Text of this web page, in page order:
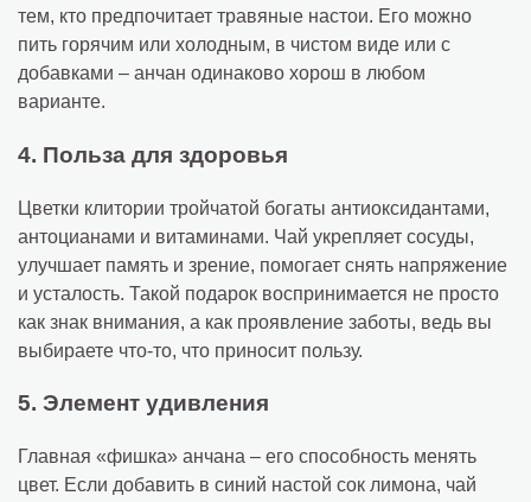
тем, кто предпочитает травяные настои. Его можно
пить горячим или холодным, в чистом виде или с
добавками – анчан одинаково хорош в любом
варианте.
4. Польза для здоровья
Цветки клитории тройчатой богаты антиоксидантами,
антоцианами и витаминами. Чай укрепляет сосуды,
улучшает память и зрение, помогает снять напряжение
и усталость. Такой подарок воспринимается не просто
как знак внимания, а как проявление заботы, ведь вы
выбираете что-то, что приносит пользу.
5. Элемент удивления
Главная «фишка» анчана – его способность менять
цвет. Если добавить в синий настой сок лимона, чай